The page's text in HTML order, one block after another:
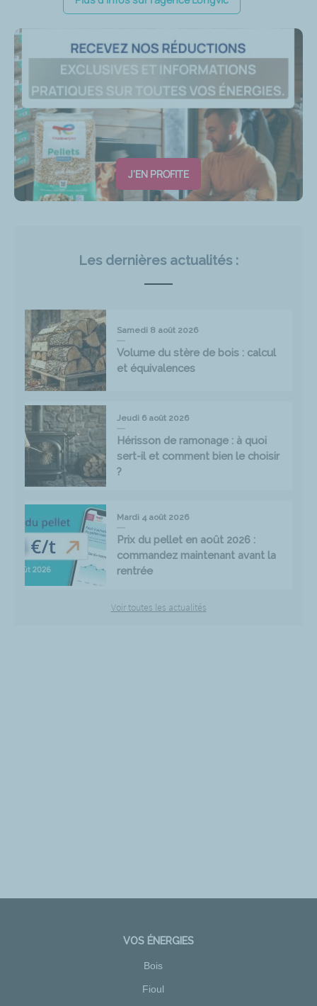
J'EN PROFITE
Les dernières actualités :
Samedi 8 août 2026
Volume du stère de bois : calcul
et équivalences
Jeudi 6 août 2026
Hérisson de ramonage : à quoi
sert-il et comment bien le choisir
?
Mardi 4 août 2026
Prix du pellet en août 2026 :
commandez maintenant avant la
rentrée
Voir toutes les actualités
VOS ÉNERGIES
Bois
Fioul